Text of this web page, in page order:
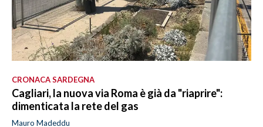
CRONACA SARDEGNA
Cagliari, la nuova via Roma è già da "riaprire":
dimenticata la rete del gas
Mauro Madeddu